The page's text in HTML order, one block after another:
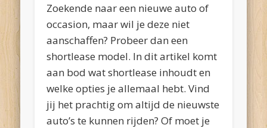
Zoekende naar een nieuwe auto of
occasion, maar wil je deze niet
aanschaffen? Probeer dan een
shortlease model. In dit artikel komt
aan bod wat shortlease inhoudt en
welke opties je allemaal hebt. Vind
jij het prachtig om altijd de nieuwste
auto’s te kunnen rijden? Of moet je